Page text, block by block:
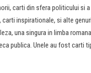
carti din sfera politicului si
inspirationale, si alte
una singura in limba
publica. Unele au fost carti